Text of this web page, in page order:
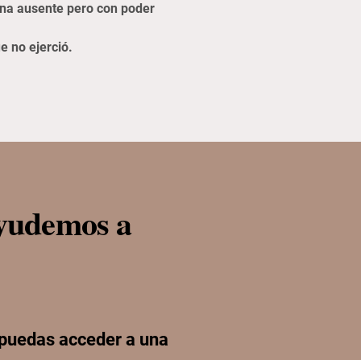
ausente pero con poder
no ejerció.
a
acceder a una